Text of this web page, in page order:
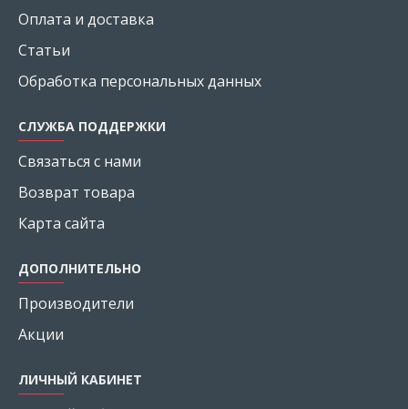
Оплата и доставка
Статьи
Обработка персональных данных
СЛУЖБА ПОДДЕРЖКИ
Связаться с нами
Возврат товара
Карта сайта
ДОПОЛНИТЕЛЬНО
Производители
Акции
ЛИЧНЫЙ КАБИНЕТ